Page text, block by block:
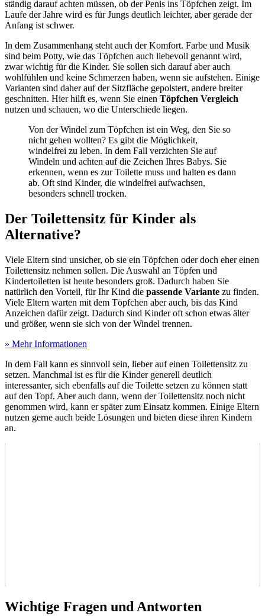
ständig darauf achten müssen, ob der Penis ins Töpfchen zeigt. Im
Laufe der Jahre wird es für Jungs deutlich leichter, aber gerade der
Anfang ist schwer.
In dem Zusammenhang steht auch der Komfort. Farbe und Musik
sind beim Potty, wie das Töpfchen auch liebevoll genannt wird,
zwar wichtig für die Kinder. Sie sollen sich darauf aber auch
wohlfühlen und keine Schmerzen haben, wenn sie aufstehen. Einige
Varianten sind daher auf der Sitzfläche gepolstert, andere breiter
geschnitten. Hier hilft es, wenn Sie einen Töpfchen Vergleich
nutzen und schauen, wo die Unterschiede liegen.
Von der Windel zum Töpfchen ist ein Weg, den Sie so
nicht gehen wollten? Es gibt die Möglichkeit,
windelfrei zu leben. In dem Fall verzichten Sie auf
Windeln und achten auf die Zeichen Ihres Babys. Sie
erkennen, wenn es zur Toilette muss und halten es dann
ab. Oft sind Kinder, die windelfrei aufwachsen,
besonders schnell trocken.
Der Toilettensitz für Kinder als
Alternative?
Viele Eltern sind unsicher, ob sie ein Töpfchen oder doch eher einen
Toilettensitz nehmen sollen. Die Auswahl an Töpfen und
Kindertoiletten ist heute besonders groß. Dadurch haben Sie
natürlich den Vorteil, für Ihr Kind die passende Variante zu finden.
Viele Eltern warten mit dem Töpfchen aber auch, bis das Kind
Anzeichen dafür zeigt. Dadurch sind Kinder oft schon etwas älter
und größer, wenn sie sich von der Windel trennen.
» Mehr Informationen
In dem Fall kann es sinnvoll sein, lieber auf einen Toilettensitz zu
setzen. Manchmal ist es für die Kinder generell deutlich
interessanter, sich ebenfalls auf die Toilette setzen zu können statt
auf den Topf. Aber auch dann, wenn der Toilettensitz noch nicht
genommen wird, kann er später zum Einsatz kommen. Einige Eltern
nutzen gerne auch beide Lösungen und bieten diese ihren Kindern
an.
Wichtige Fragen und Antworten